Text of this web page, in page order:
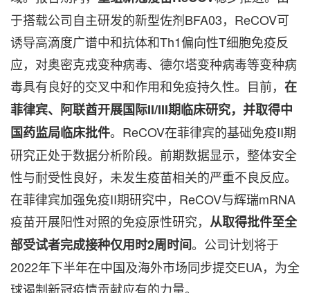
于搭载公司自主研发的新型佐剂BFA03，ReCOV可
诱导高滴度广谱中和抗体和Th1偏向性T细胞免疫反
应，对奥密克戎变种病毒、德尔塔变种病毒等变种病
毒具有良好的交叉中和作用和免疫持久性。目前， 在
菲律宾、阿联酋开展国际II/III期临床研究，并取得中
国药监局临床批件。ReCOV在菲律宾的基础免疫II期
研究正处于数据分析阶段。前期数据显示，整体安全
性与耐受性良好，未发生疫苗相关的严重不良反应。
在菲律宾加强免疫II期研究中，ReCOV与辉瑞mRNA
疫苗开展阳性对照的免疫原性研究， 从取得批件至全
部受试者完成接种仅用时2周时间。公司计划将于
2022年下半年在中国及海外市场同步提交EUA，为全
球遏制新冠疫情贡献应有的力量。